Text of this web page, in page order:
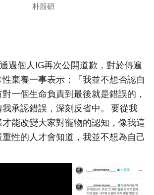
朴殷碩
過個人IG再次公開道歉，對於傳遍
棄養一事表示：「我並不想否認自
一個生命負責到最後就是錯誤的，
承認錯誤，深刻反省中。 要從我
能改變大家對寵物的認知，像我這
性的人才會知道，我並不想為自己